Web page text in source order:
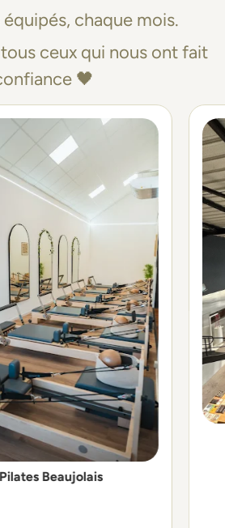
chaque mois.
ceux qui nous ont fait
🖤
Beaujolais